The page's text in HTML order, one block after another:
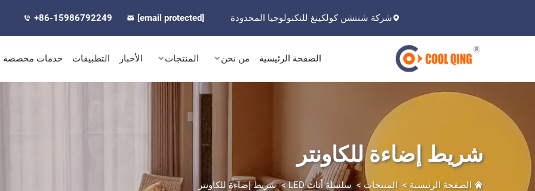
شركة شنتشن كولكينغ للتكنولوجيا المحدودة +86-15986792249 [email protected]
الصفحة الرئيسية من نحن المنتجات الأخبار التطبيقات خدمات مخصصة
شريط إضاءة للكاونتر
الصفحة الرئيسية > المنتجات >سلسلة أثاث LED >شريط إضاءة للكاونتر